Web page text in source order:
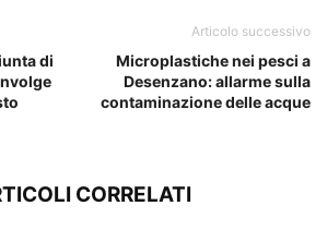
di
Articolo successivo
Microplastiche nei pesci a
Desenzano: allarme sulla
contaminazione delle acque
CORRELATI